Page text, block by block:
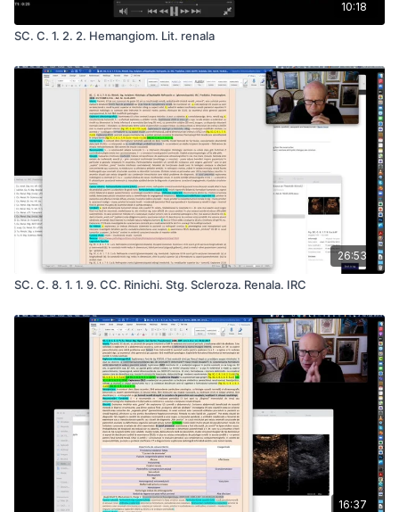
10:18
SC. C. 1. 2. 2. Hemangiom. Lit. renala
26:53
SC. C. 8. 1. 1. 9. CC. Rinichi. Stg. Scleroza. Renala. IRC
16:37